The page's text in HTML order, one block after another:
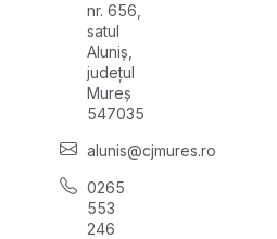
nr. 656,
satul
Aluniș,
județul
Mureș
547035
alunis@cjmures.ro
0265
553
246